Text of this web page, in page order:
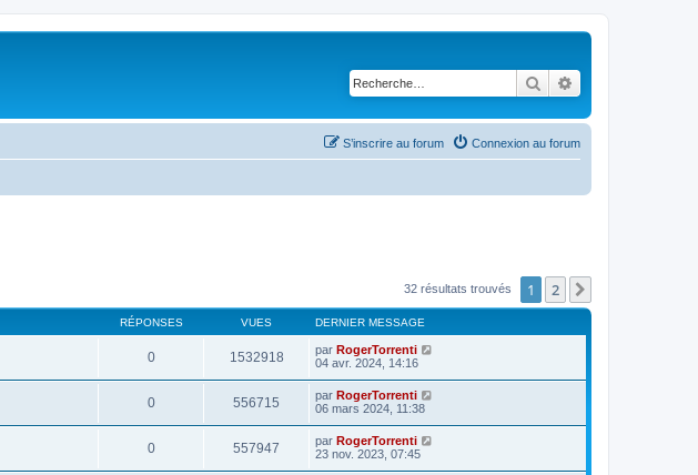
Rechercher
Connexion au forum
S’inscrire au forum
32 résultats trouvés 1 2
RÉPONSES VUES DERNIER MESSAGE
0 1532918 par RogerTorrenti
04 avr. 2024, 14:16
0 556715 par RogerTorrenti
06 mars 2024, 11:38
0 557947 par RogerTorrenti
23 nov. 2023, 07:45